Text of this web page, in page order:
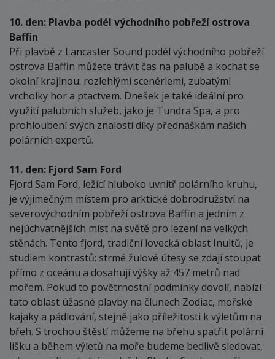
10. den: Plavba podél východního pobřeží ostrova
Baffin
Při plavbě z Lancaster Sound podél východního pobřeží
ostrova Baffin můžete trávit čas na palubě a kochat se
okolní krajinou: rozlehlými scenériemi, zubatými
vrcholky hor a ptactvem. Dnešek je také ideální pro
využití palubních služeb, jako je Tundra Spa, a pro
prohloubení svých znalostí díky přednáškám našich
polárních expertů.
11. den: Fjord Sam Ford
Fjord Sam Ford, ležící hluboko uvnitř polárního kruhu,
je výjimečným místem pro arktické dobrodružství na
severovýchodním pobřeží ostrova Baffin a jedním z
nejúchvatnějších míst na světě pro lezení na velkých
stěnách. Tento fjord, tradiční lovecká oblast Inuitů, je
studiem kontrastů: strmé žulové útesy se zdají stoupat
přímo z oceánu a dosahují výšky až 457 metrů nad
mořem. Pokud to povětrnostní podmínky dovolí, nabízí
tato oblast úžasné plavby na člunech Zodiac, mořské
kajaky a pádlování, stejně jako příležitosti k výletům na
břeh. S trochou štěstí můžeme na břehu spatřit polární
lišku a během výletů na moře budeme bedlivě sledovat,